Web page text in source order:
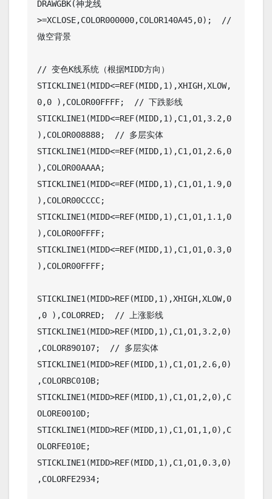
DRAWGBK(神龙线
>=XCLOSE,COLOR000000,COLOR140A45,0);  //
做空背景
// 变色K线系统（根据MIDD方向）
STICKLINE1(MIDD<=REF(MIDD,1),XHIGH,XLOW,
0,0 ),COLOR00FFFF;  // 下跌影线
STICKLINE1(MIDD<=REF(MIDD,1),C1,O1,3.2,0
),COLOR008888;  // 多层实体
STICKLINE1(MIDD<=REF(MIDD,1),C1,O1,2.6,0
),COLOR00AAAA;
STICKLINE1(MIDD<=REF(MIDD,1),C1,O1,1.9,0
),COLOR00CCCC;
STICKLINE1(MIDD<=REF(MIDD,1),C1,O1,1.1,0
),COLOR00FFFF;
STICKLINE1(MIDD<=REF(MIDD,1),C1,O1,0.3,0
),COLOR00FFFF;
STICKLINE1(MIDD>REF(MIDD,1),XHIGH,XLOW,0
,0 ),COLORRED;  // 上涨影线
STICKLINE1(MIDD>REF(MIDD,1),C1,O1,3.2,0)
,COLOR890107;  // 多层实体
STICKLINE1(MIDD>REF(MIDD,1),C1,O1,2.6,0)
,COLORBC010B;
STICKLINE1(MIDD>REF(MIDD,1),C1,O1,2,0),C
OLORE0010D;
STICKLINE1(MIDD>REF(MIDD,1),C1,O1,1,0),C
OLORFE010E;
STICKLINE1(MIDD>REF(MIDD,1),C1,O1,0.3,0)
,COLORFE2934;